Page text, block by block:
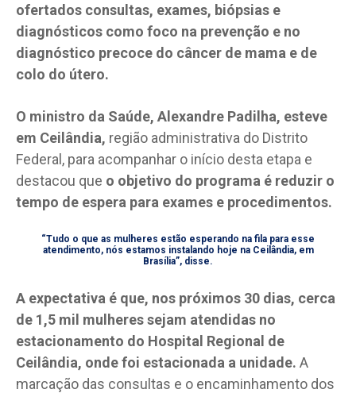
ofertados consultas, exames, biópsias e
diagnósticos como foco na prevenção e no
diagnóstico precoce do câncer de mama e de
colo do útero.
O ministro da Saúde, Alexandre Padilha, esteve
em Ceilândia, região administrativa do Distrito
Federal, para acompanhar o início desta etapa e
destacou que o objetivo do programa é reduzir o
tempo de espera para exames e procedimentos.
“Tudo o que as mulheres estão esperando na fila para esse
atendimento, nós estamos instalando hoje na Ceilândia, em
Brasília”, disse.
A expectativa é que, nos próximos 30 dias, cerca
de 1,5 mil mulheres sejam atendidas no
estacionamento do Hospital Regional de
Ceilândia, onde foi estacionada a unidade. A
marcação das consultas e o encaminhamento dos